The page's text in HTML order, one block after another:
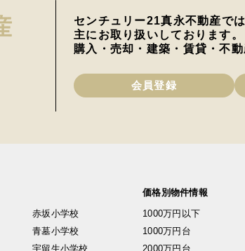
センチュリー21真永不動産で
主にお取り扱いしております。
購入・売却・建築・賃貸・不
会員登録
赤坂小学校
青墓小学校
宇留生小学校
価格別物件情報
1000万円以下
1000万円台
2000万円台